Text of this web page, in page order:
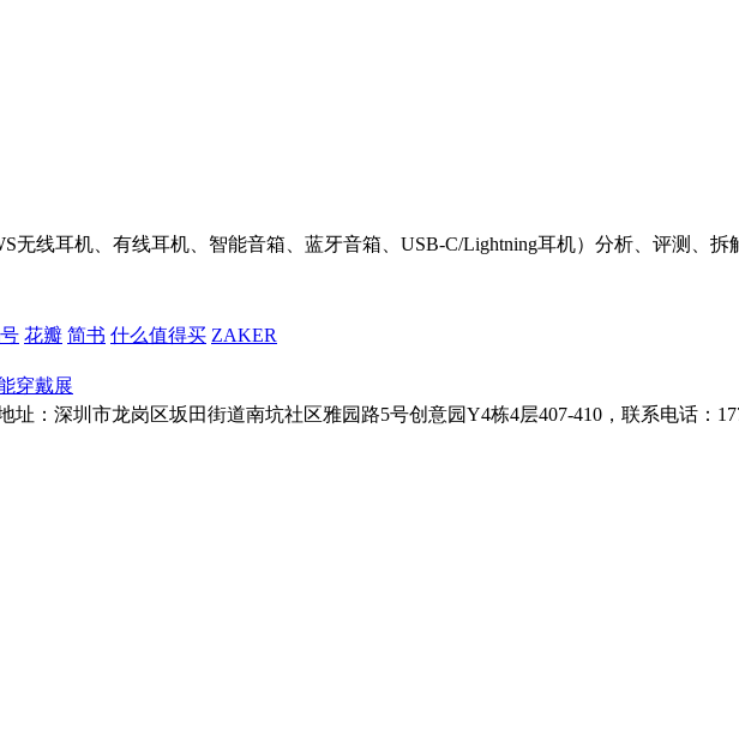
线耳机、有线耳机、智能音箱、蓝牙音箱、USB-C/Lightning耳机）分析、评测、拆
花瓣 简书 什么值得买 ZAKER
穿戴展
址：深圳市龙岗区坂田街道南坑社区雅园路5号创意园Y4栋4层407-410，联系电话：